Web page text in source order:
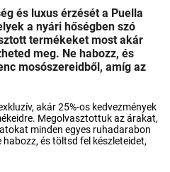
és luxus érzését a Puella
a nyári hőségben szó
termékeket most akár
meg. Ne habozz, és
mosószereidből, amíg az
akár 25%-os kedvezmények
Megolvasztottuk az árakat,
minden egyes ruhadarabon
és töltsd fel készleteidet,